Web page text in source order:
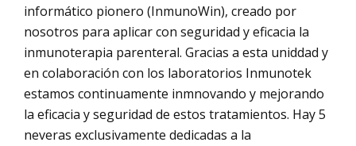
informático pionero (InmunoWin), creado por
nosotros para aplicar con seguridad y eficacia la
inmunoterapia parenteral. Gracias a esta uniddad y
en colaboración con los laboratorios Inmunotek
estamos continuamente inmnovando y mejorando
la eficacia y seguridad de estos tratamientos. Hay 5
neveras exclusivamente dedicadas a la